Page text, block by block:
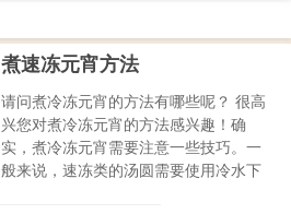
煮速冻元宵方法
请问煮冷冻元宵的方法有哪些呢？ 很高
兴您对煮冷冻元宵的方法感兴趣！确
实，煮冷冻元宵需要注意一些技巧。一
般来说，速冻类的汤圆需要使用冷水下